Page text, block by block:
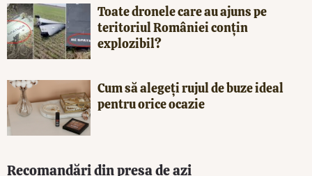
Toate dronele care au ajuns pe
teritoriul României conțin
explozibil?
Cum să alegeți rujul de buze ideal
pentru orice ocazie
Recomandări din presa de azi